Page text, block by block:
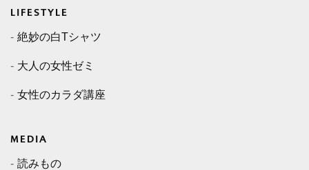
LIFESTYLE
絶妙の白Tシャツ
大人の女性ゼミ
女性のカラダ講座
MEDIA
読みもの